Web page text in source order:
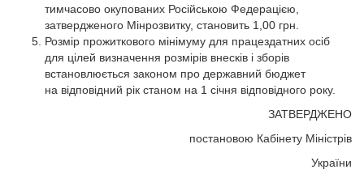
тимчасово окупованих Російською Федерацією,
затвердженого Мінрозвитку, становить 1,00 грн.
Розмір прожиткового мінімуму для працездатних осіб
для цілей визначення розмірів внесків і зборів
встановлюється законом про державний бюджет
на відповідний рік станом на 1 січня відповідного року.
ЗАТВЕРДЖЕНО
постановою Кабінету Міністрів
України